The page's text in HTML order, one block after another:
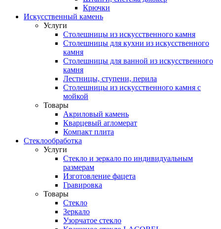
Крючки
Искусственный камень
Услуги
Столешницы из искусственного камня
Столешницы для кухни из искусственного
камня
Столешницы для ванной из искусственного
камня
Лестницы, ступени, перила
Столешницы из искусственного камня с
мойкой
Товары
Акриловый камень
Кварцевый агломерат
Компакт плита
Стеклообработка
Услуги
Стекло и зеркало по индивидуальным
размерам
Изготовление фацета
Гравировка
Товары
Стекло
Зеркало
Узорчатое стекло